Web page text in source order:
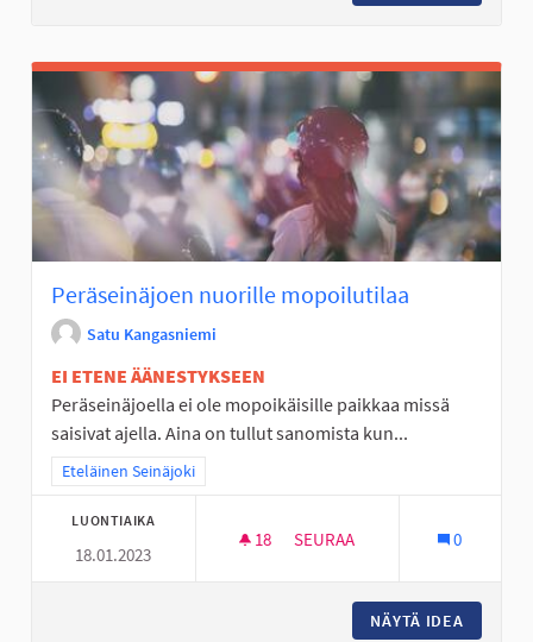
Peräseinäjoen nuorille mopoilutilaa
Satu Kangasniemi
EI ETENE ÄÄNESTYKSEEN
Peräseinäjoella ei ole mopoikäisille paikkaa missä
saisivat ajella. Aina on tullut sanomista kun...
Rajaa tulokset teeman mukaan: Eteläinen Seinäjoki
Eteläinen Seinäjoki
LUONTIAIKA
18.01.2023
18 18 SEURAAJAA
SEURAA 0
NÄYTÄ IDEA